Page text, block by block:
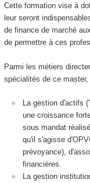
Cette formation vise à
leur seront
de finance de marché
de permettre à ces
Parmi les métiers
spécialités de ce
La gestion d'actifs
une croissance
sous mandat
qu'il s'agisse
prévoyance),
financières.
La gestion